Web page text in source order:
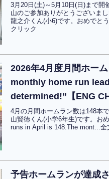
3月20日(土)～5月10日(日)まで開
山のご参加ありがとうございま
龍之介くん(小6)です。おめでと
クリック
2026年4月度月間ホー
monthly home run
determined!”【ENG
4月の月間ホームラン数は148本
山賢徳くん(小学6年生)です。お
runs in April is 148.The mont...全
予告ホームランが達成